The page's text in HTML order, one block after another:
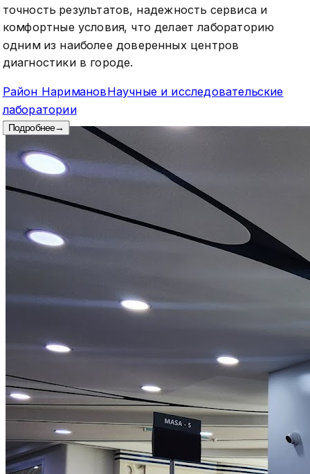
точность результатов, надежность сервиса и
комфортные условия, что делает лабораторию
одним из наиболее доверенных центров
диагностики в городе.
Район НаримановНаучные и исследовательские
лаборатории
Подробнее→